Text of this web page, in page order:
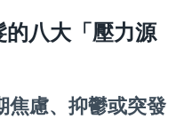
八大「壓力源
焦慮、抑鬱或突發